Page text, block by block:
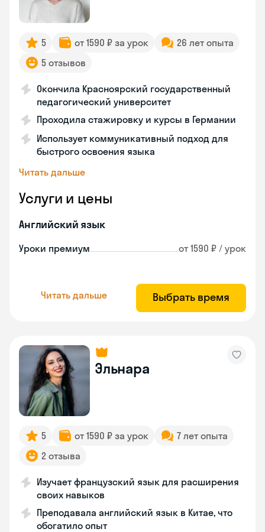
5 от 1590 ₽ за урок
26 лет опыта
5 отзывов
Окончила Красноярский государственный
педагогический университет
Проходила стажировку и курсы в Германии
Использует коммуникативный подход для
быстрого освоения языка
Читать дальше
Услуги и цены
Английский язык
Уроки премиум от 1590 ₽ / урок
Читать дальше Выбрать время
Эльнара
5 от 1590 ₽ за урок
7 лет опыта
2 отзыва
Изучает французский язык для расширения
своих навыков
Преподавала английский язык в Китае, что
обогатило опыт